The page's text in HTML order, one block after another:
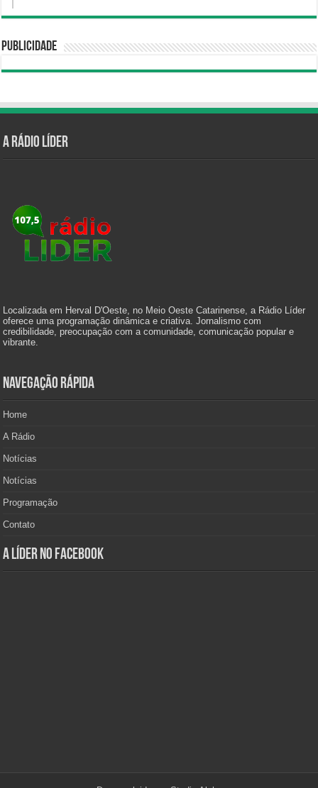
Publicidade
A Rádio Líder
Localizada em Herval D'Oeste, no Meio Oeste Catarinense, a Rádio Líder
oferece uma programação dinâmica e criativa. Jornalismo com
credibilidade, preocupação com a comunidade, comunicação popular e
vibrante.
Navegação Rápida
Home
A Rádio
Notícias
Notícias
Programação
Contato
A Líder no Facebook